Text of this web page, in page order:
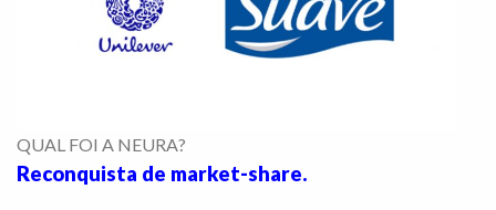
QUAL FOI A NEURA?
Reconquista de market-share.